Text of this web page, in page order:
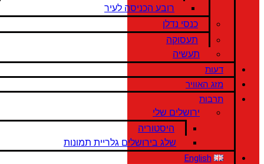
רובע הכניסה לעיר
כנסי נדלן
תעסוקה
תעשיה
דעות
מזג האוויר
תרבות
ירושלים שלי
היסטוריה
שלג בירושלים גלריית תמונות
English